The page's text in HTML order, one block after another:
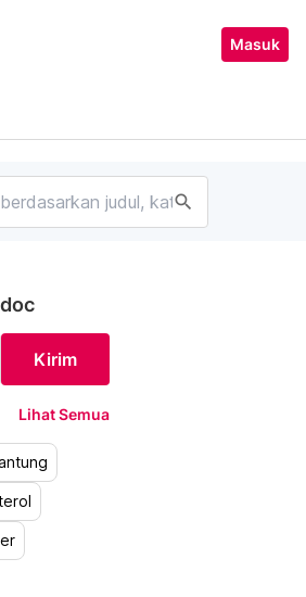
Masuk
search
Kirim
Lihat Semua